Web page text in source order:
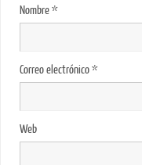
Nombre*
Correo electrónico*
Web